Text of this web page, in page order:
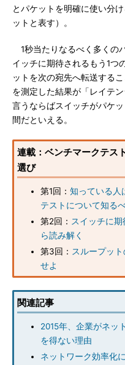
とパケットを明確に使い分
ットと表す）。
1秒当たりなるべく多くの
イッチに期待されるもう1つ
ットを次の宛先へ転送する
を測定した結果が「レイテ
言うならばスイッチがパケ
間だといえる。
連載：ベンチマークテス
選び
第1回： 知っている
テストについて知る
第2回： スイッチに
ら読み解く
第3回： スループッ
せよ
関連記事
2015年、企業がネッ
を得ない理由
ネットワーク効率化